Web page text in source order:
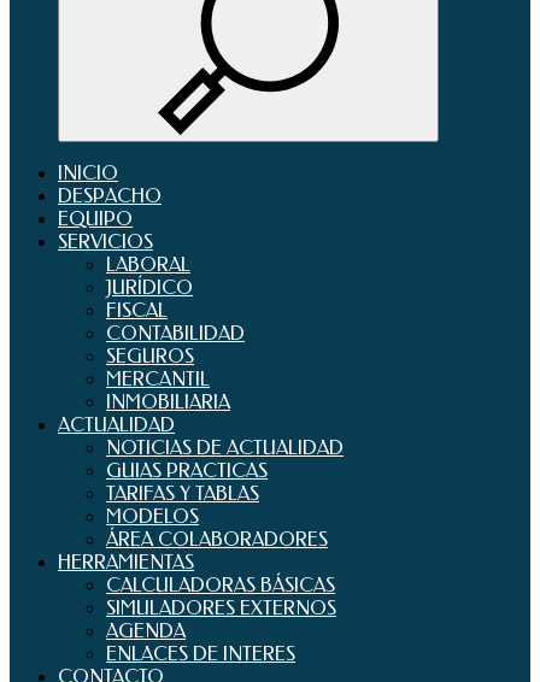
INICIO
DESPACHO
EQUIPO
SERVICIOS
LABORAL
JURÍDICO
FISCAL
CONTABILIDAD
SEGUROS
MERCANTIL
INMOBILIARIA
ACTUALIDAD
NOTICIAS DE ACTUALIDAD
GUIAS PRACTICAS
TARIFAS Y TABLAS
MODELOS
ÁREA COLABORADORES
HERRAMIENTAS
CALCULADORAS BÁSICAS
SIMULADORES EXTERNOS
AGENDA
ENLACES DE INTERES
CONTACTO